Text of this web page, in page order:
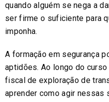
quando alguém se nega a
ser firme o suficiente para
imponha.
A formação em segurança
aptidões. Ao longo do
fiscal de exploração de
aprender como agir nessas